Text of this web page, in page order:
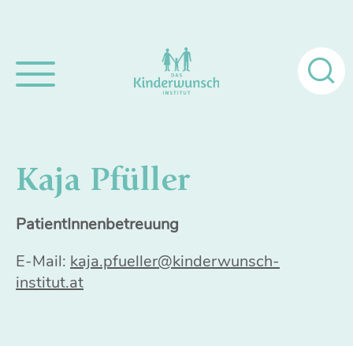
Kaja Pfüller
PatientInnenbetreuung
E-Mail: kaja.pfueller@kinderwunsch-
institut.at